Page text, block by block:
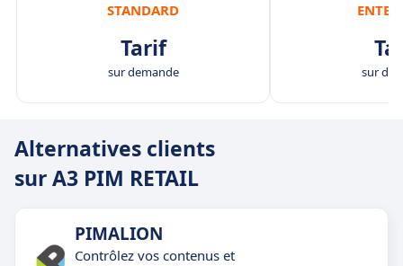
STANDARD
Tarif
sur demande sur
Alternatives clients
sur A3 PIM RETAIL
PIMALION
Contrôlez vos contenus et